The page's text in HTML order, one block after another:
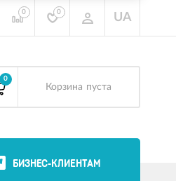
0 0 UA
0
Корзина пуста
БИЗНЕС-КЛИЕНТАМ